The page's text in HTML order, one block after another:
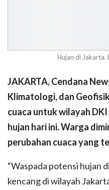
Hujan di
JAKARTA, Cendana
Klimatologi, dan
cuaca untuk wilayah
hujan hari ini. Warga
perubahan cuaca yang
“Waspada potensi hujan
kencang di wilayah